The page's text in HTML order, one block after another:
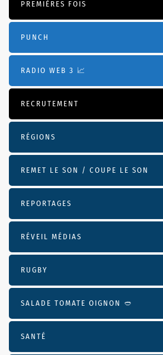
PREMIÈRES FOIS
PUNCH
RADIO WEB 3 📈
RECRUTEMENT
RÉGIONS
REMET LE SON / COUPE LE SON
REPORTAGES
RÉVEIL MÉDIAS
RUGBY
SALADE TOMATE OIGNON 🥙
SANTÉ